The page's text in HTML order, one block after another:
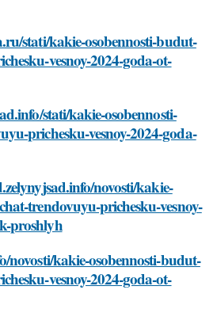
stati/kakie-osobennosti-budut-
vesnoy-2024-goda-ot-
stati/kakie-osobennosti-
prichesku-vesnoy-2024-goda-
novosti/kakie-
trendovuyu-prichesku-vesnoy-
proshlyh
novosti/kakie-osobennosti-budut-
vesnoy-2024-goda-ot-